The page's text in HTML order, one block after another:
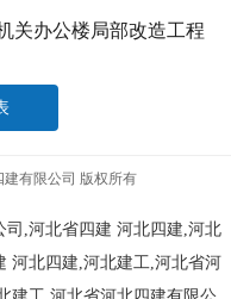
关办公楼局部改造工程
建有限公司 版权所有
司,河北省四建 河北四建,河北
河北四建,河北建工,河北省河